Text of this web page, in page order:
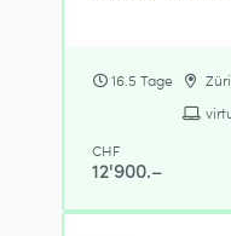
16.5 Tage
CHF
12'900.–